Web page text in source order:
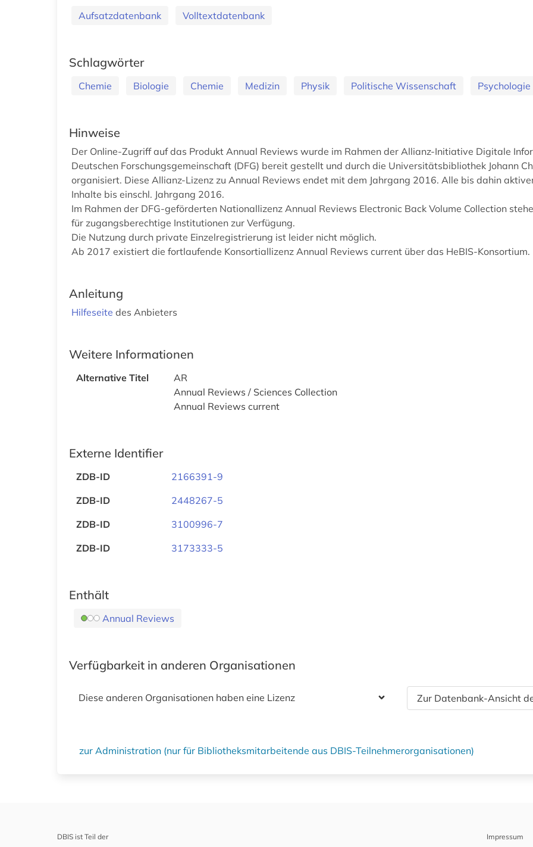
Aufsatzdatenbank Volltextdatenbank
Schlagwörter
Chemie Biologie Chemie Medizin Physik Politische Wissenschaft Psychologie
Hinweise
Der Online-Zugriff auf das Produkt Annual Reviews wurde im Rahmen der Allianz-Initiative Digitale
Deutschen Forschungsgemeinschaft (DFG) bereit gestellt und durch die Universitätsbibliothek Johann
organisiert. Diese Allianz-Lizenz zu Annual Reviews endet mit dem Jahrgang 2016. Alle bis dahin
Inhalte bis einschl. Jahrgang 2016.
Im Rahmen der DFG-geförderten Nationallizenz Annual Reviews Electronic Back Volume Collection
für zugangsberechtige Institutionen zur Verfügung.
Die Nutzung durch private Einzelregistrierung ist leider nicht möglich.
Ab 2017 existiert die fortlaufende Konsortiallizenz Annual Reviews current über das HeBIS-Konsortium.
Anleitung
Hilfeseite des Anbieters
Weitere Informationen
Alternative Titel
AR
Annual Reviews / Sciences Collection
Annual Reviews current
Externe Identifier
ZDB-ID
2166391-9
ZDB-ID
2448267-5
ZDB-ID
3100996-7
ZDB-ID
3173333-5
Enthält
Annual Reviews
Verfügbarkeit in anderen Organisationen
Diese anderen Organisationen haben eine Lizenz Zur Datenbank-Ansicht
zur Administration (nur für Bibliotheksmitarbeitende aus DBIS-Teilnehmerorganisationen)
DBIS ist Teil der Impressum